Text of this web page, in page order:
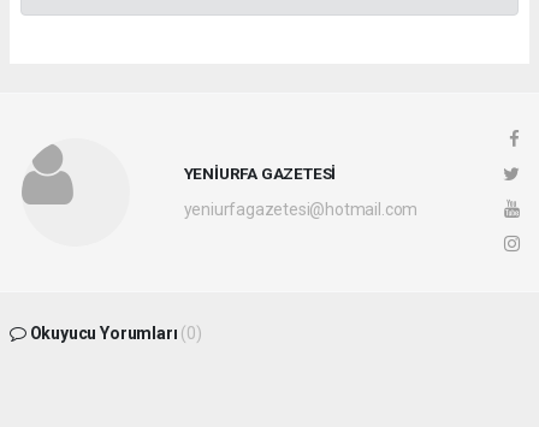
YENİURFA GAZETESİ
yeniurfagazetesi@hotmail.com
Okuyucu Yorumları (0)